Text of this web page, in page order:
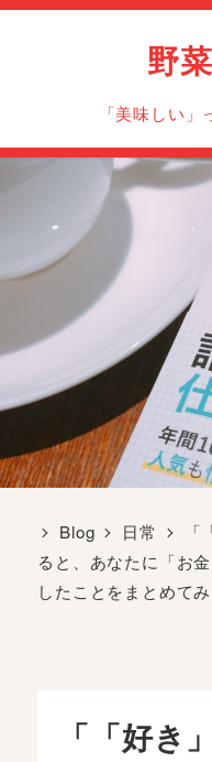
野
「美味しい
Blog 日常
ると、あなたに「お
したことをまとめてみ
「「好き